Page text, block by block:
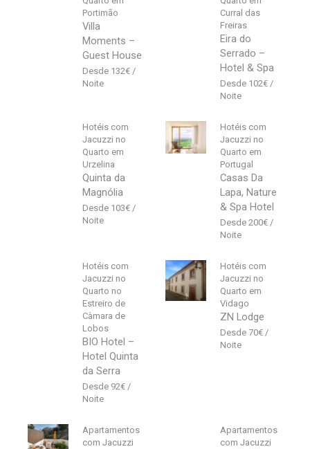
Portimão
Villa
Moments –
Guest House
132€
Curral das
Freiras
Eira do
Serrado –
Hotel & Spa
102€
Hotéis com
Jacuzzi no
Quarto em
Urzelina
Quinta da
Magnólia
103€
Hotéis com
Jacuzzi no
Quarto em
Portugal
Casas Da
Lapa, Nature
& Spa Hotel
200€
Hotéis com
Jacuzzi no
Quarto no
Estreiro de
Càmara de
Lobos
BIO Hotel –
Hotel Quinta
da Serra
92€
Hotéis com
Jacuzzi no
Quarto em
Vidago
ZN Lodge
70€
Apartamentos
com Jacuzzi
Apartamentos
com Jacuzzi